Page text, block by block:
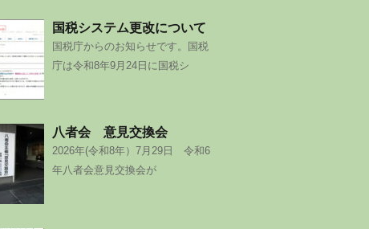
国税システム更改について
国税庁からのお知らせです。国税
庁は令和8年9月24日に国税シ
八者会 意見交換会
2026年(令和8年）7月29日 令和6
年八者会意見交換会が